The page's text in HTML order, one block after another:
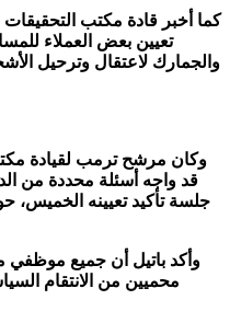
قادة مكتب التحقيقات
تعيين بعض العملاء للمساعدة
لاعتقال وترحيل الأشخاص
مرشح ترمب لقيادة مكتب
أسئلة محددة من
تعيينه الخميس، حول ما
باتيل أن جميع موظفي مكتب
من الانتقام